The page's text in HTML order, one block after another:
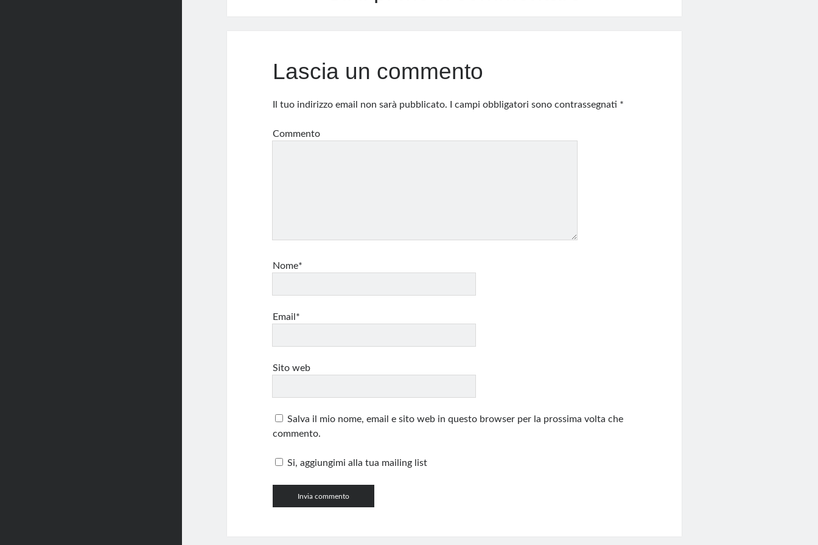
Lascia un commento
Il tuo indirizzo email non sarà pubblicato. I campi obbligatori sono contrassegnati *
Commento
Nome*
Email*
Sito web
Salva il mio nome, email e sito web in questo browser per la prossima volta che
commento.
Si, aggiungimi alla tua mailing list